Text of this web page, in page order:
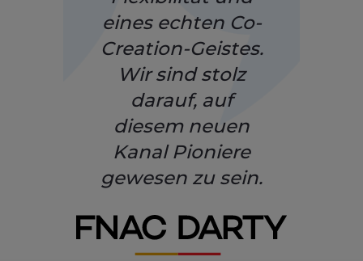
eines echten Co-
Creation-Geistes.
Wir sind stolz
darauf, auf
diesem neuen
Kanal Pioniere
gewesen zu sein.